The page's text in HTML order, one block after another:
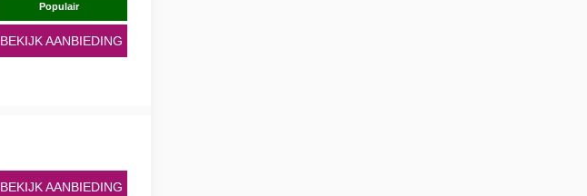
Populair
BEKIJK AANBIEDING
BEKIJK AANBIEDING